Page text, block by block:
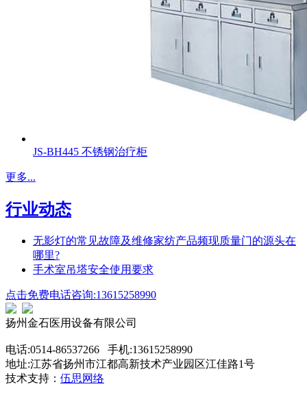
JS-BH445 不锈钢治疗柜
更多...
行业动态
无影灯的常见故障及维修家纺产品频现质量门的源头在
哪里?
手术室吊塔安全使用要求
点击免费电话咨询:13615258990
扬州金石医用设备有限公司
电话:0514-86537266 手机:13615258990
地址:江苏省扬州市江都高新技术产业园区江佳路1号
技术支持： 伍思网络